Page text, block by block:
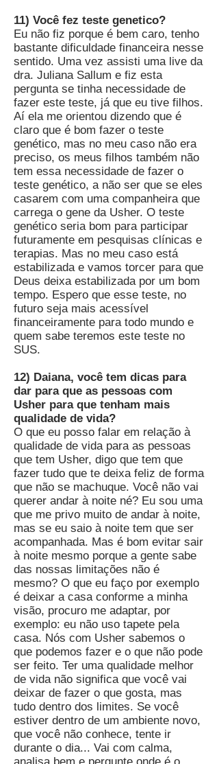
11) Você fez teste genetico?
Eu não fiz porque é bem caro, tenho
bastante dificuldade financeira nesse
sentido. Uma vez assisti uma live da
dra. Juliana Sallum e fiz esta
pergunta se tinha necessidade de
fazer este teste, já que eu tive filhos.
Aí ela me orientou dizendo que é
claro que é bom fazer o teste
genético, mas no meu caso não era
preciso, os meus filhos também não
tem essa necessidade de fazer o
teste genético, a não ser que se eles
casarem com uma companheira que
carrega o gene da Usher. O teste
genético seria bom para participar
futuramente em pesquisas clínicas e
terapias. Mas no meu caso está
estabilizada e vamos torcer para que
Deus deixa estabilizada por um bom
tempo. Espero que esse teste, no
futuro seja mais acessível
financeiramente para todo mundo e
quem sabe teremos este teste no
SUS.
12) Daiana, você tem dicas para
dar para que as pessoas com
Usher para que tenham mais
qualidade de vida?
O que eu posso falar em relação à
qualidade de vida para as pessoas
que tem Usher, digo que tem que
fazer tudo que te deixa feliz de forma
que não se machuque. Você não vai
querer andar à noite né? Eu sou uma
que me privo muito de andar à noite,
mas se eu saio à noite tem que ser
acompanhada. Mas é bom evitar sair
à noite mesmo porque a gente sabe
das nossas limitações não é
mesmo? O que eu faço por exemplo
é deixar a casa conforme a minha
visão, procuro me adaptar, por
exemplo: eu não uso tapete pela
casa. Nós com Usher sabemos o
que podemos fazer e o que não pode
ser feito. Ter uma qualidade melhor
de vida não significa que você vai
deixar de fazer o que gosta, mas
tudo dentro dos limites. Se você
estiver dentro de um ambiente novo,
que você não conhece, tente ir
durante o dia... Vai com calma,